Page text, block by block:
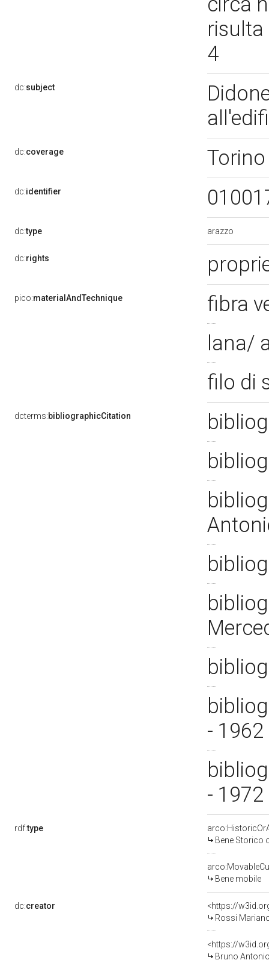
risulta
4
dc:subject
dc:coverage
dc:identifier
dc:type arazzo
dc:rights
pico:materialAndTechnique
fibra
lana/
filo di
dcterms:bibliographicCitation
- 1962
- 1972
rdf:type
Bene Storico
Bene mobile
dc:creator
<https://
Rossi
<https://
Bruno